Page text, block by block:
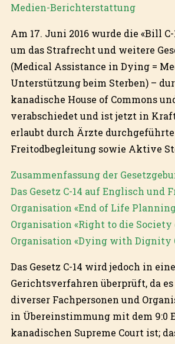
Medien-Berichterstattung
Am 17. Juni 2016 wurde die «Bill C-
um das Strafrecht und weitere
(Medical Assistance in Dying =
Unterstützung beim Sterben) –
kanadische House of Commons
verabschiedet und ist jetzt in
erlaubt durch Ärzte durchgeführte
Freitodbegleitung sowie Aktive
Zusammenfassung der
Das Gesetz C-14 auf Englisch und
Organisation «End of Life Planning
Organisation «Right to die Society
Organisation «Dying with Dignity
Das Gesetz C-14 wird jedoch in
Gerichtsverfahren überprüft, da
diverser Fachpersonen und
in Übereinstimmung mit dem 9:0
kanadischen Supreme Court ist;